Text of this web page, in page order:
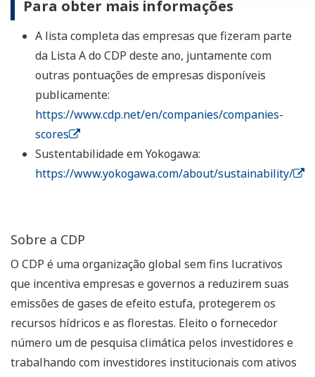
Para obter mais informações
A lista completa das empresas que fizeram parte
da Lista A do CDP deste ano, juntamente com
outras pontuações de empresas disponíveis
publicamente:
https://www.cdp.net/en/companies/companies-
scores
Sustentabilidade em Yokogawa:
https://www.yokogawa.com/about/sustainability/
Sobre a CDP
O CDP é uma organização global sem fins lucrativos
que incentiva empresas e governos a reduzirem suas
emissões de gases de efeito estufa, protegerem os
recursos hídricos e as florestas. Eleito o fornecedor
número um de pesquisa climática pelos investidores e
trabalhando com investidores institucionais com ativos